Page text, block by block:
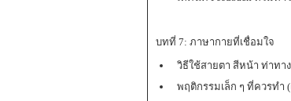
บทที่ 7: ภาษากายที่เชื่อมใจ
วิธีใช้สายตา สีหน้า ท่าทา
พฤติกรรมเล็ก ๆ ที่ควรทำ